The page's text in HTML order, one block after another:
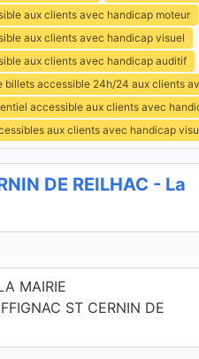
aux clients avec handicap moteur
aux clients avec handicap visuel
aux clients avec handicap auditif
billets accessible 24h/24 aux clients
accessible aux clients avec
aux clients avec handicap
DE REILHAC - La
MAIRIE
ST CERNIN DE